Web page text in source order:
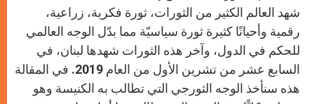
شهد العالم الكثير من الثورات، ثورة فكرية، زراعية،
رقمية وأحيانًا كثيرة ثورة سياسيّة مما بدّل الوجه العالمي
للحكم في الدول، وآخر هذه الثورات شهدها لبنان، في
السابع عشر من تشرين الأول من العام 2019. في المقالة
هذه سنأخذ الوجه الثورجي التي تطالب به الكنيسة وهو